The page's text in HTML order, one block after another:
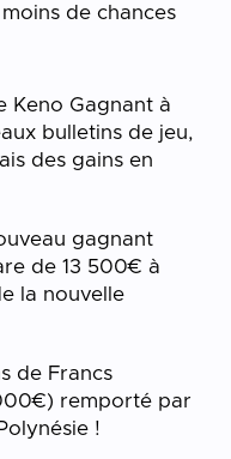
de chances
Keno Gagnant à
bulletins de jeu,
des gains en
gagnant
de 13 500€ à
la nouvelle
de Francs
remporté par
!